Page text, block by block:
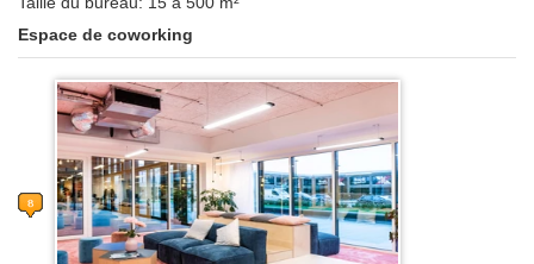
Espace de coworking